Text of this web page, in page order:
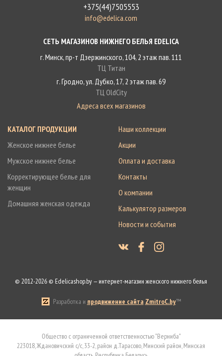
+375(44)7505553
info@edelica.com
СЕТЬ МАГАЗИНОВ НИЖНЕГО БЕЛЬЯ EDELICA
г. Минск, пр-т Дзержинского, 104, 2 этаж пав. 111
ТЦ Титан
г. Гродно, ул. Дубко, 17, 2 этаж пав. 69
ТЦ OldCity
Адреса всех магазинов
КАТАЛОГ ПРОДУКЦИИ
Женское нижнее белье
Мужское нижнее белье
Корректирующее белье для
женщин
Домашняя женская одежда
Наши коллекции
Акции
Оплата и доставка
Контакты
О компании
Калькулятор размеров
Новости и события
© 2012-2026 © Edelicashop.by — интернет-магазин женского нижнего белья
Разработка и продвижение сайта ZmitroC.by™
Общество с ограниченной ответственностью "Верниба"
223018, Ждановичский с/с, 33-2, район д.Тарасово, Минский район, Минская